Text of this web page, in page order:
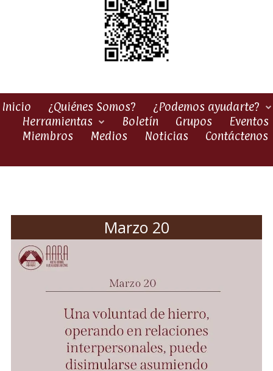
Inicio ¿Quiénes Somos?
¿Podemos ayudarte?
Herramientas
Boletín Grupos
Eventos
Miembros
Medios Noticias Contáctenos
Marzo 20